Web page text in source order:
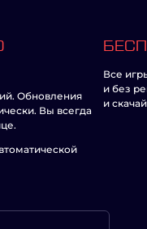
Обновления
Вы всегда
Все
и без
и